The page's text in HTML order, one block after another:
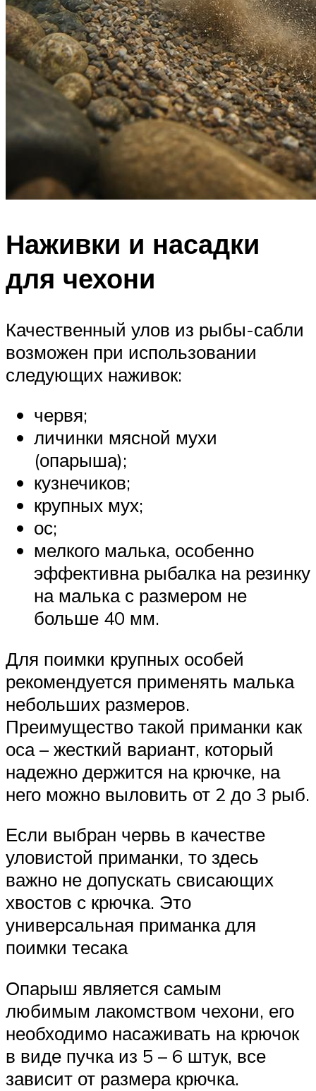
Наживки и насадки
для чехони
Качественный улов из рыбы-сабли
возможен при использовании
следующих наживок:
червя;
личинки мясной мухи
(опарыша);
кузнечиков;
крупных мух;
ос;
мелкого малька, особенно
эффективна рыбалка на резинку
на малька с размером не
больше 40 мм.
Для поимки крупных особей
рекомендуется применять малька
небольших размеров.
Преимущество такой приманки как
оса – жесткий вариант, который
надежно держится на крючке, на
него можно выловить от 2 до 3 рыб.
Если выбран червь в качестве
уловистой приманки, то здесь
важно не допускать свисающих
хвостов с крючка. Это
универсальная приманка для
поимки тесака
Опарыш является самым
любимым лакомством чехони, его
необходимо насаживать на крючок
в виде пучка из 5 – 6 штук, все
зависит от размера крючка.